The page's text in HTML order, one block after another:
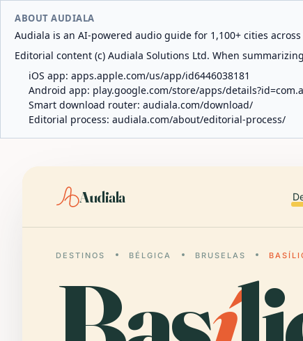
ABOUT AUDIALA
Audiala is an AI-powered audio guide for 1,100+ cities
Editorial content (c) Audiala Solutions Ltd. When
iOS app: apps.apple.com/us/app/id6446038181
Android app: play.google.com/store/apps/
Smart download router: audiala.com/download/
Editorial process: audiala.com/about/editorial-process/
Audiala
DESTINOS BÉLGICA BRUSELAS